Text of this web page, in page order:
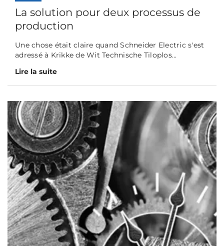
La solution pour deux processus de
production
Une chose était claire quand Schneider Electric s'est
adressé à Krikke de Wit Technische Tiloplos...
Lire la suite